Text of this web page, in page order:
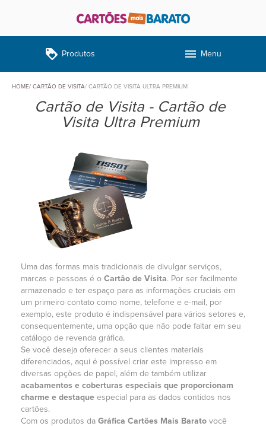
loyalty Produtos menu Menu
HOME CARTÃO DE VISITA CARTÃO DE VISITA ULTRA PREMIUM
Cartão de Visita - Cartão de
Visita Ultra Premium
Uma das formas mais tradicionais de divulgar serviços,
marcas e pessoas é o Cartão de Visita. Por ser facilmente
armazenado e ter espaço para as informações cruciais em
um primeiro contato como nome, telefone e e-mail, por
exemplo, este produto é indispensável para vários setores e,
consequentemente, uma opção que não pode faltar em seu
catálogo de revenda gráfica.
Se você deseja oferecer a seus clientes materiais
diferenciados, aqui é possível criar este impresso em
diversas opções de papel, além de também utilizar
acabamentos e coberturas especiais que proporcionam
charme e destaque especial para as dados contidos nos
cartões.
Com os produtos da Gráfica Cartões Mais Barato você